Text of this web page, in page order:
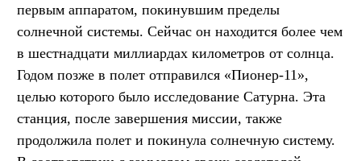
первым аппаратом, покинувшим пределы
солнечной системы. Сейчас он находится более чем
в шестнадцати миллиардах километров от солнца.
Годом позже в полет отправился «Пионер-11»,
целью которого было исследование Сатурна. Эта
станция, после завершения миссии, также
продолжила полет и покинула солнечную систему.